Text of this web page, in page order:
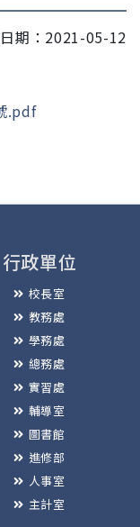
期：2021-05-12
.pdf
行政單位
校長室
教務處
學務處
總務處
實習處
輔導室
圖書館
進修部
人事室
主計室